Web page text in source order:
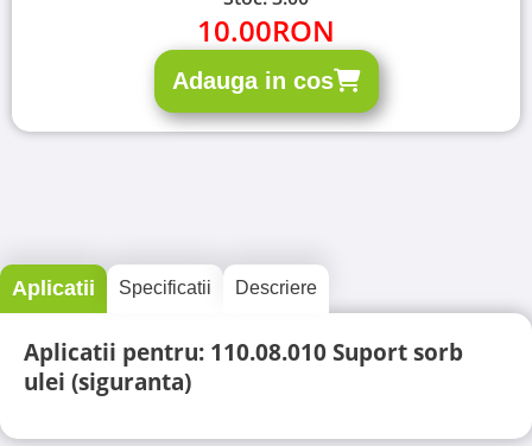
10.00RON
Adauga in cos
Aplicatii Specificatii Descriere
Aplicatii pentru: 110.08.010 Suport sorb
ulei (siguranta)